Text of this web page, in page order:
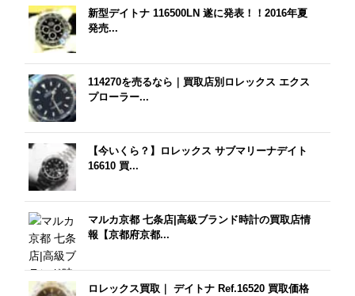
新型デイトナ 116500LN 遂に発表！！2016年夏
発売...
114270を売るなら｜買取店別ロレックス エクス
プローラー...
【今いくら？】ロレックス サブマリーナデイト
16610 買...
マルカ京都 七条店|高級ブランド時計の買取店情
報【京都府京都...
ロレックス買取｜ デイトナ Ref.16520 買取価格